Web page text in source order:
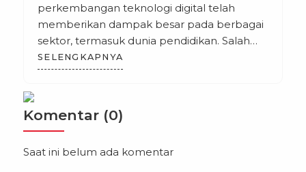
Pendidikan Digital di Era
Modern
perkembangan teknologi digital telah
memberikan dampak besar pada berbagai
sektor, termasuk dunia pendidikan. Salah
satu sektor yang berkembang pesat adalah
bisnis digital, yang menjadi bidang yang
keahlian di bidang ini. Tangerang Selatan,
Indonesia, […]
SELENGKAPNYA
Komentar (0)
Saat ini belum ada komentar